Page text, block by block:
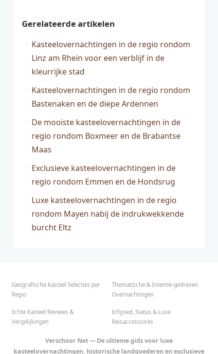
Gerelateerde artikelen
Kasteelovernachtingen in de regio rondom
Linz am Rhein voor een verblijf in de
kleurrijke stad
Kasteelovernachtingen in de regio rondom
Bastenaken en de diepe Ardennen
De mooiste kasteelovernachtingen in de
regio rondom Boxmeer en de Brabantse
Maas
Exclusieve kasteelovernachtingen in de
regio rondom Emmen en de Hondsrug
Luxe kasteelovernachtingen in de regio
rondom Mayen nabij de indrukwekkende
burcht Eltz
Geografische Kasteel Selecties per
Regio
Thematische & Intentie-gedreven
Overnachtingen
Echte Kasteel Reviews &
Vergelijkingen
Erfgoed, Status & Luxe
Reisaccessoires
Verschoor Net — De ultieme gids voor luxe
kasteelovernachtingen, historische landgoederen en exclusieve